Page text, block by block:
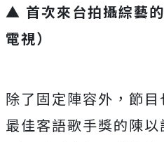
▲ 首次來台拍攝綜藝
電視）
除了固定陣容外，節
最佳客語歌手獎的陳